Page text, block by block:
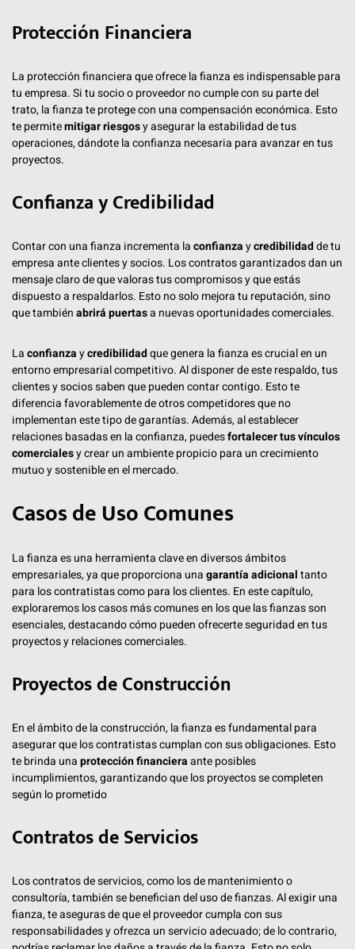
Protección Financiera
La protección financiera que ofrece la fianza es indispensable para
tu empresa. Si tu socio o proveedor no cumple con su parte del
trato, la fianza te protege con una compensación económica. Esto
te permitemitigar riesgosy asegurar la estabilidad de tus
operaciones, dándote la confianza necesaria para avanzar en tus
proyectos.
Confianza y Credibilidad
Contar con una fianza incrementa laconfianzaycredibilidadde tu
empresa ante clientes y socios. Los contratos garantizados dan un
mensaje claro de que valoras tus compromisos y que estás
dispuesto a respaldarlos. Esto no solo mejora tu reputación, sino
que tambiénabrirá puertasa nuevas oportunidades comerciales.
Laconfianzaycredibilidadque genera la fianza es crucial en un
entorno empresarial competitivo. Al disponer de este respaldo, tus
clientes y socios saben que pueden contar contigo. Esto te
diferencia favorablemente de otros competidores que no
implementan este tipo de garantías. Además, al establecer
relaciones basadas en la confianza, puedesfortalecer tus vínculos
comercialesy crear un ambiente propicio para un crecimiento
mutuo y sostenible en el mercado.
Casos de Uso Comunes
La fianza es una herramienta clave en diversos ámbitos
empresariales, ya que proporciona unagarantía adicionaltanto
para los contratistas como para los clientes. En este capítulo,
exploraremos los casos más comunes en los que las fianzas son
esenciales, destacando cómo pueden ofrecerte seguridad en tus
proyectos y relaciones comerciales.
Proyectos de Construcción
En el ámbito de la construcción, la fianza es fundamental para
asegurar que los contratistas cumplan con sus obligaciones. Esto
te brinda unaprotección financieraante posibles
incumplimientos, garantizando que los proyectos se completen
según lo prometido
Contratos de Servicios
Los contratos de servicios, como los de mantenimiento o
consultoría, también se benefician del uso de fianzas. Al exigir una
fianza, te aseguras de que el proveedor cumpla con sus
responsabilidades y ofrezca un servicio adecuado; de lo contrario,